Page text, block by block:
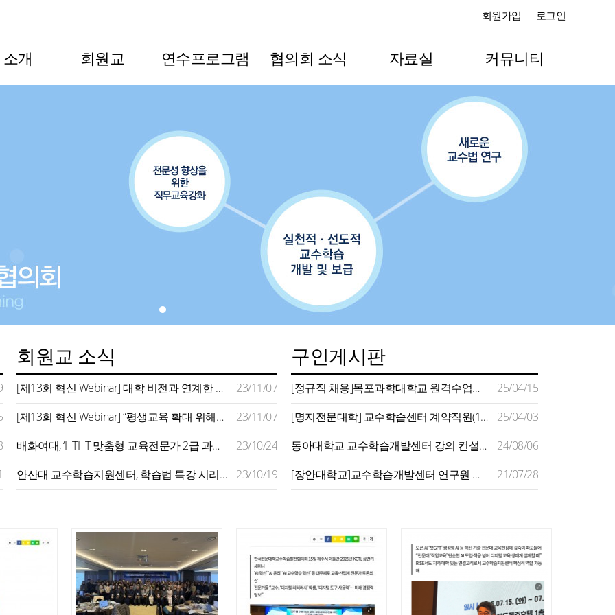
회원가입 로그인
개 회원교 연수프로그램 협의회 소식 자료실 커뮤니티
회원교 소식
[제13회 혁신 Webinar] 대학 비전과 연계한 평생교육 모델 구축 사례 주목…지역사회 연계 확대 추진 강조
23/11/07
[제13회 혁신 Webinar] “평생교육 확대 위해서는 지자체‧기업‧정부 역할 필요…대학은 평생학습 플랫폼 돼야”
23/11/07
배화여대, ‘HTHT 맞춤형 교육전문가 2급 과정’ 운영
23/10/24
안산대 교수학습지원센터, 학습법 특강 시리즈 성료
23/10/19
구인게시판
[정규직 채용]목포과학대학교 원격수업지원센터 채용 공고
25/04/15
[명지전문대학] 교수학습센터 계약직원(1명) 채용 공고(~4/11)
25/04/03
동아대학교 교수학습개발센터 강의 컨설턴트 모집 공고
24/08/06
[장안대학교]교수학습개발센터 연구원 채용
21/07/28